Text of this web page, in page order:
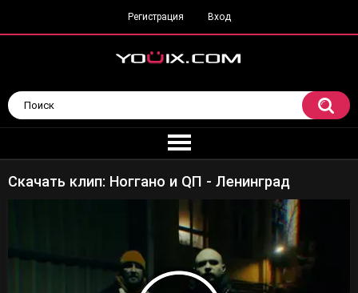
Регистрация Вход
Скачать клип: Ноггано и QП - Ленинград